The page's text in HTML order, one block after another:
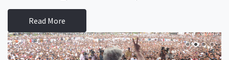
Read More